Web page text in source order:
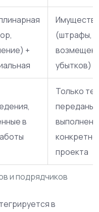
и подрядчиков
+
(штрафы,
убытков)
в
Только те,
переданы
проекта
в